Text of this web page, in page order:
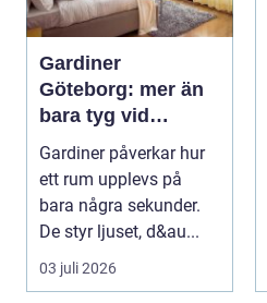
Gardiner
Göteborg: mer än
bara tyg vid
fönstret
Gardiner påverkar hur
ett rum upplevs på
bara några sekunder.
De styr ljuset, d&au...
03 juli 2026